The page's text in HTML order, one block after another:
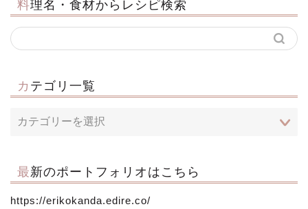
料理名・食材からレシピ検索
カテゴリ一覧
最新のポートフォリオはこちら
https://erikokanda.edire.co/